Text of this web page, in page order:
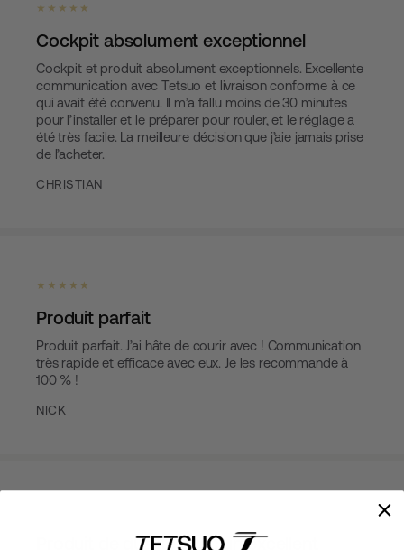
★ ★ ★ ★ ★
Cockpit absolument exceptionnel
Cockpit et produit absolument exceptionnels. Excellente
communication avec Tetsuo et livraison conforme à ce
qui avait été convenu. Il m’a fallu moins de 30 minutes
pour l’installer et le préparer pour rouler, et le réglage a
été très facile. La meilleure décision que j’aie jamais prise
de l’acheter.
CHRISTIAN
★ ★ ★ ★ ★
Produit parfait
Produit parfait. J’ai hâte de courir avec ! Communication
très rapide et efficace avec eux. Je les recommande à
100 % !
NICK
Produit de qualité avec un excellent